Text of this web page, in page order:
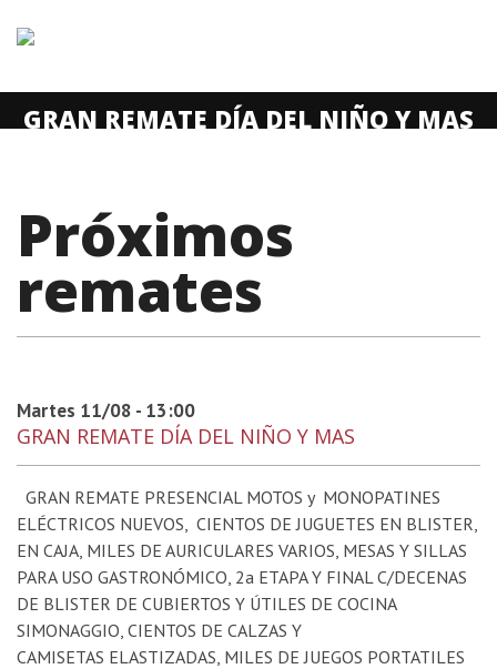
GRAN REMATE DÍA DEL NIÑO Y MAS
Próximos
remates
Martes 11/08 - 13:00
GRAN REMATE DÍA DEL NIÑO Y MAS
GRAN REMATE PRESENCIAL MOTOS y MONOPATINES
ELÉCTRICOS NUEVOS, CIENTOS DE JUGUETES EN BLISTER,
EN CAJA, MILES DE AURICULARES VARIOS, MESAS Y SILLAS
PARA USO GASTRONÓMICO, 2a ETAPA Y FINAL C/DECENAS
DE BLISTER DE CUBIERTOS Y ÚTILES DE COCINA
SIMONAGGIO, CIENTOS DE CALZAS Y
CAMISETAS ELASTIZADAS, MILES DE JUEGOS PORTATILES